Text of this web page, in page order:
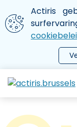
Aller au contenu
We gebruiken
Actiris
le menu